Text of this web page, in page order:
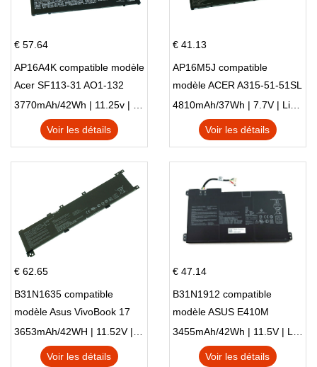
€ 57.64
AP16A4K compatible modèle
Acer SF113-31 AO1-132
NE132
3770mAh/42Wh | 11.25v | Li-ion ...
Voir les détails
€ 41.13
AP16M5J compatible
modèle ACER A315-51-51SL
N17Q1 SERIES
4810mAh/37Wh | 7.7V | Li-ion ...
Voir les détails
€ 62.65
B31N1635 compatible
modèle Asus VivoBook 17
X705NC X705UA X705UV
X705UN X705UD
3653mAh/42WH | 11.52V | Li-ion ...
Voir les détails
€ 47.14
B31N1912 compatible
modèle ASUS E410M
E410MA L410MA
3455mAh/42Wh | 11.5V | Li-ion ...
Voir les détails